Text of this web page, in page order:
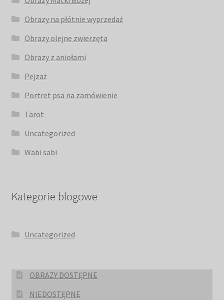
Obrazy na płótnie wyprzedaż
Obrazy olejne zwierzęta
Obrazy z aniołami
Pejzaż
Portret psa na zamówienie
Tarot
Uncategorized
Wabi sabi
Kategorie blogowe
Uncategorized
OBRAZY DOSTĘPNE
NIEDOSTĘPNE